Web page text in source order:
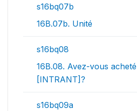
s16bq07b
16B.07b. Unité
s16bq08
16B.08. Avez-vous acheté
[INTRANT]?
s16bq09a